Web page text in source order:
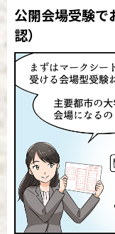
公開会場受験で
認）